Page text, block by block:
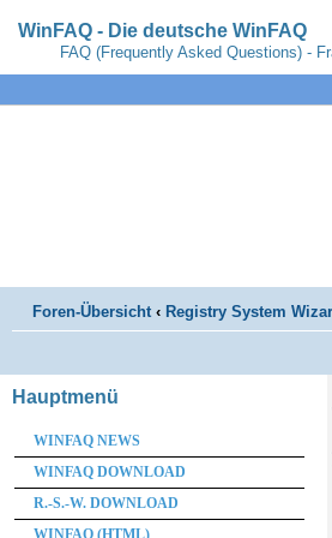
WinFAQ - Die deutsche WinFAQ
FAQ (Frequently Asked Questions) -
Foren-Übersicht ‹ Registry System
Hauptmenü
WINFAQ NEWS
WINFAQ DOWNLOAD
R.-S.-W. DOWNLOAD
WINFAQ (HTML)